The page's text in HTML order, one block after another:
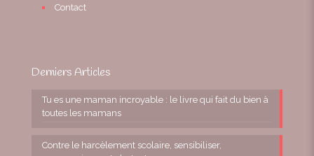
Contact
Derniers Articles
Tu es une maman incroyable : le livre qui fait du bien à
toutes les mamans
Contre le harcèlement scolaire, sensibiliser,